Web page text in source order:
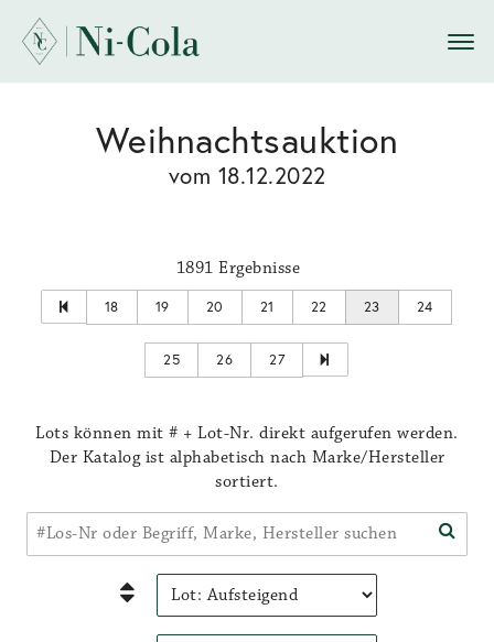
Weihnachtsauktion
vom 18.12.2022
1891 Ergebnisse
18 19 20 21 22 23 24
25 26 27
Lots können mit # + Lot-Nr. direkt aufgerufen werden.
Der Katalog ist alphabetisch nach Marke/Hersteller
sortiert.